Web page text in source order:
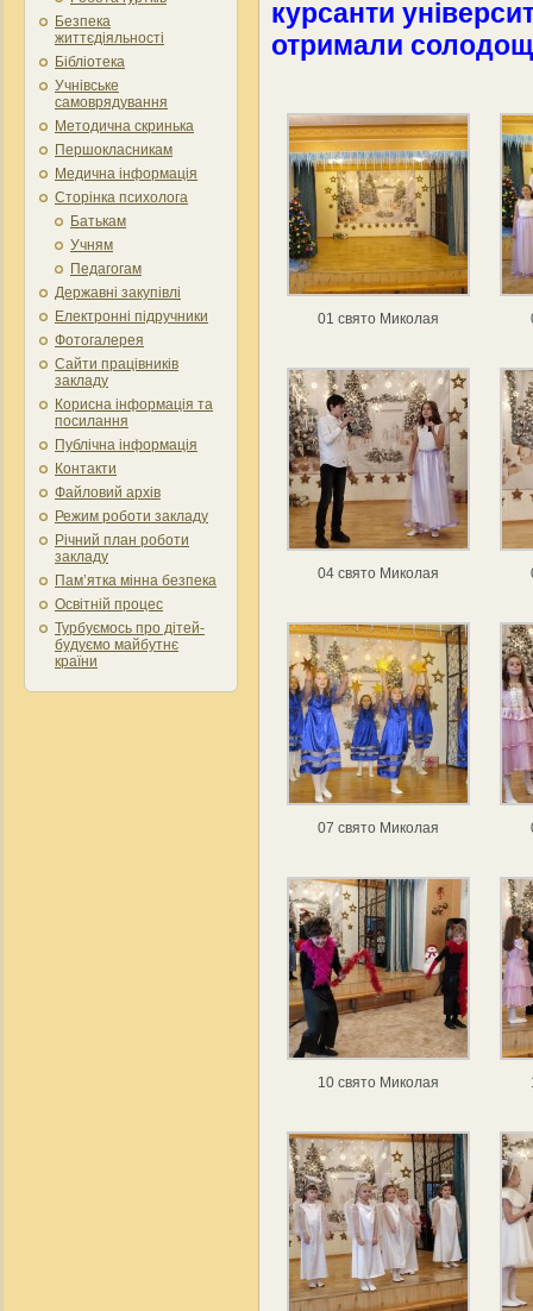
Безпека
життєдіяльності
Бібліотека
Учнівське
самоврядування
Методична скринька
Першокласникам
Медична інформація
Сторінка психолога
Батькам
Учням
Педагогам
Державні закупівлі
Електронні підручники
Фотогалерея
Сайти працівників
закладу
Корисна інформація та
посилання
Публічна інформація
Контакти
Файловий архів
Режим роботи закладу
Річний план роботи
закладу
Пам’ятка мінна безпека
Освітній процес
Турбуємось про дітей-
будуємо майбутнє
країни
курсанти
отримали
01 свято Миколая
04 свято Миколая
07 свято Миколая
10 свято Миколая